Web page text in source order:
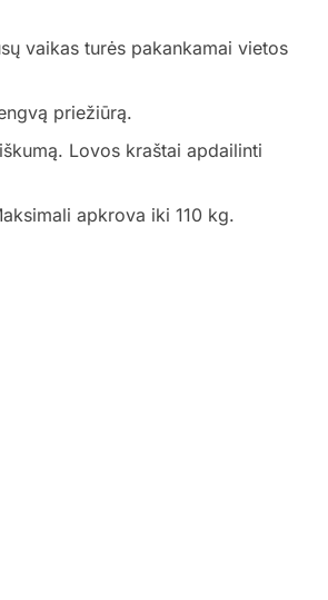
vaikas turės pakankamai vietos
priežiūrą.
Lovos kraštai apdailinti
apkrova iki 110 kg.